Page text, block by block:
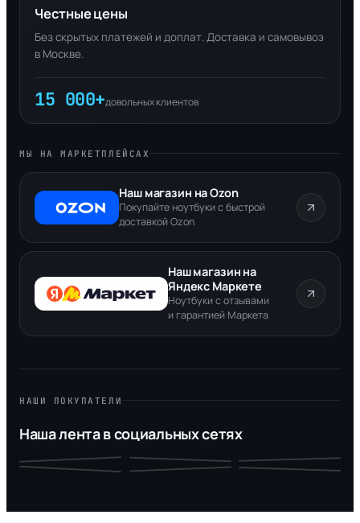
Честные цены
Без скрытых платежей и доплат. Доставка и самовывоз
в Москве.
15 000+довольных клиентов
МЫ НА МАРКЕТПЛЕЙСАХ
Наш магазин на Ozon
Покупайте ноутбуки с быстрой
доставкой Ozon
Наш магазин на
Яндекс Маркете
Ноутбуки с отзывами
и гарантией Маркета
НАШИ ПОКУПАТЕЛИ
Наша лента в социальных сетях